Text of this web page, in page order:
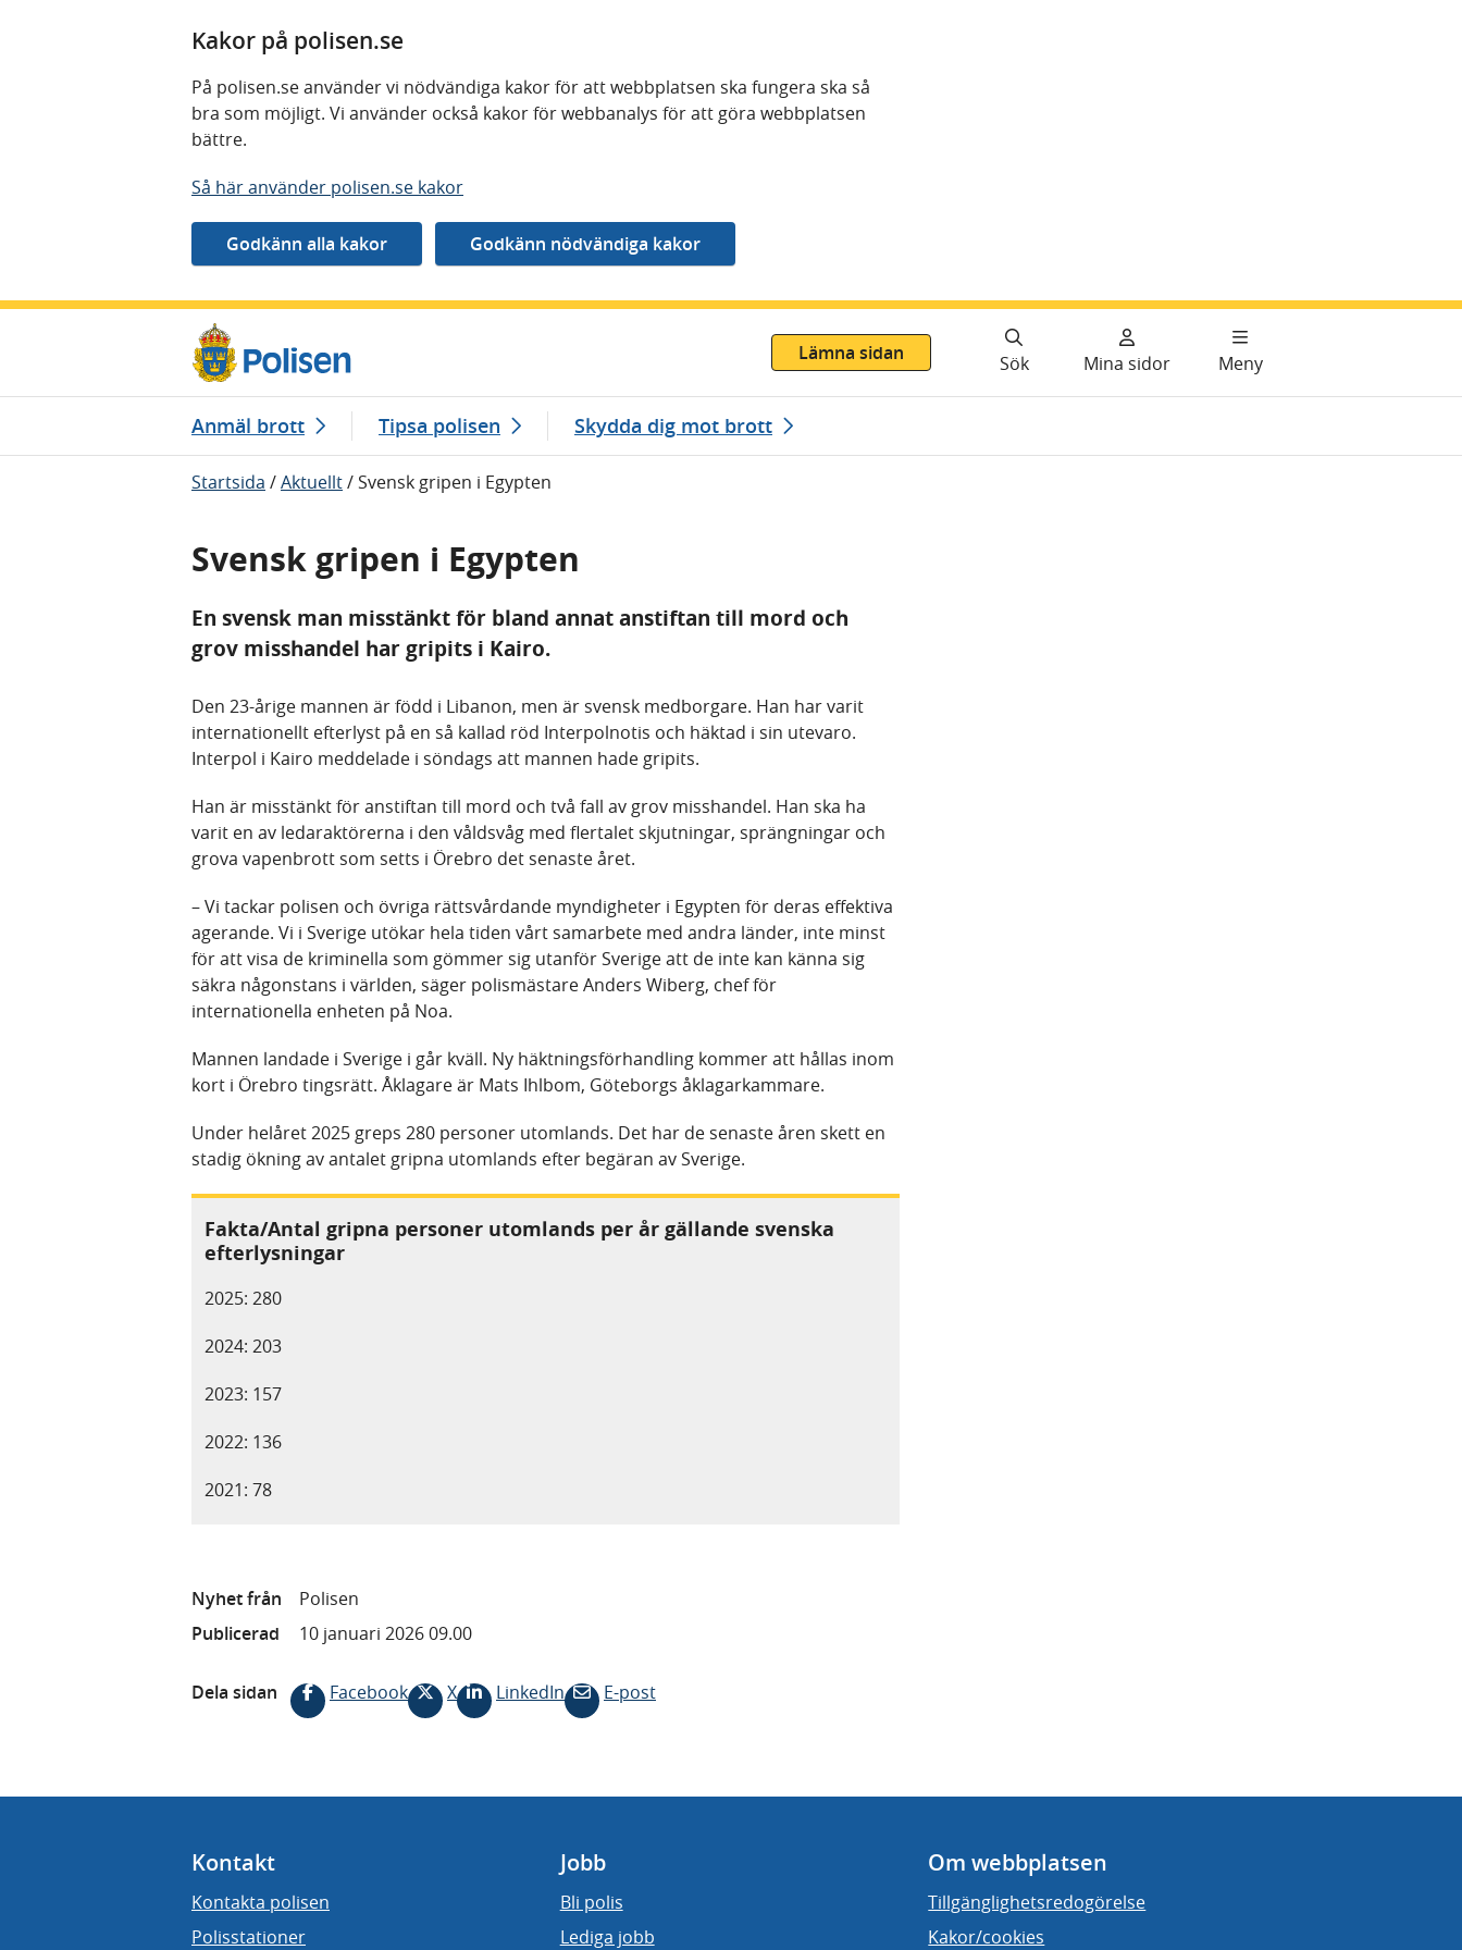
Kakor på polisen.se
På polisen.se använder vi nödvändiga kakor för att webbplatsen ska fungera ska så
bra som möjligt. Vi använder också kakor för webbanalys för att göra webbplatsen
bättre.
Så här använder polisen.se kakor
Lämna sidan
Sök Mina sidor Meny
Anmäl brott Tipsa polisen Skydda dig mot brott
Startsida /Aktuellt/Svensk gripen i Egypten
Svensk gripen i Egypten
En svensk man misstänkt för bland annat anstiftan till mord och
grov misshandel har gripits i Kairo.
Den 23-årige mannen är född i Libanon, men är svensk medborgare. Han har varit
internationellt efterlyst på en så kallad röd Interpolnotis och häktad i sin utevaro.
Interpol i Kairo meddelade i söndags att mannen hade gripits.
Han är misstänkt för anstiftan till mord och två fall av grov misshandel. Han ska ha
varit en av ledaraktörerna i den våldsvåg med flertalet skjutningar, sprängningar och
grova vapenbrott som setts i Örebro det senaste året.
– Vi tackar polisen och övriga rättsvårdande myndigheter i Egypten för deras effektiva
agerande. Vi i Sverige utökar hela tiden vårt samarbete med andra länder, inte minst
för att visa de kriminella som gömmer sig utanför Sverige att de inte kan känna sig
säkra någonstans i världen, säger polismästare Anders Wiberg, chef för
internationella enheten på Noa.
Mannen landade i Sverige i går kväll. Ny häktningsförhandling kommer att hållas inom
kort i Örebro tingsrätt. Åklagare är Mats Ihlbom, Göteborgs åklagarkammare.
Under helåret 2025 greps 280 personer utomlands. Det har de senaste åren skett en
stadig ökning av antalet gripna utomlands efter begäran av Sverige.
Fakta/Antal gripna personer utomlands per år gällande svenska
efterlysningar
2025: 280
2024: 203
2023: 157
2022: 136
2021: 78
Nyhet från
Polisen
Publicerad
10 januari 2026 09.00
Dela sidan Facebook X LinkedIn E-post
Kontakt
Kontakta polisen
Polisstationer
Jobb
Bli polis
Lediga jobb
Om webbplatsen
Tillgänglighetsredogörelse
Kakor/cookies